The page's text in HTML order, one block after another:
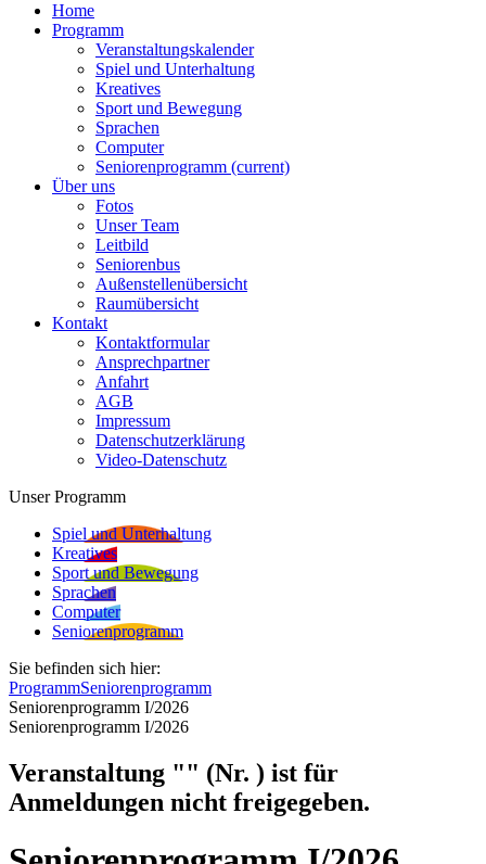
Home
Programm
Veranstaltungskalender
Spiel und Unterhaltung
Kreatives
Sport und Bewegung
Sprachen
Computer
Seniorenprogramm (current)
Über uns
Fotos
Unser Team
Leitbild
Seniorenbus
Außenstellenübersicht
Raumübersicht
Kontakt
Kontaktformular
Ansprechpartner
Anfahrt
AGB
Impressum
Datenschutzerklärung
Video-Datenschutz
Unser Programm
Spiel und Unterhaltung
Kreatives
Sport und Bewegung
Sprachen
Computer
Seniorenprogramm
Sie befinden sich hier:
ProgrammSeniorenprogramm
Seniorenprogramm I/2026
Seniorenprogramm I/2026
Veranstaltung "" (Nr. ) ist für
Anmeldungen nicht freigegeben.